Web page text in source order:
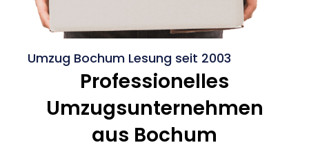
Umzug Bochum Lesung seit 2003
Professionelles
Umzugsunternehmen
aus Bochum